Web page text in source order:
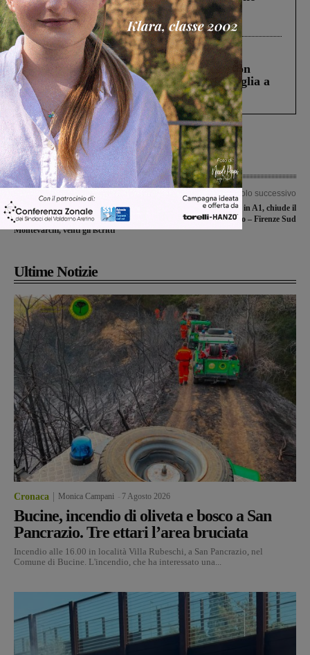
Gianni, Giulia e Franco. Lo schianto, il
processo, lo stop ai sorpassi fra tir....
Cronaca 3 Agosto 2026
Scomparso da una struttura di Castiglion
Fiorentino l’uomo che aveva ucciso la figlia a
Levane nel 2020
Articolo precedente
Prende avvio il corso Its
“Sustainability Manger 23” a
Montevarchi, venti gli iscritti
Articolo successivo
Lavori di asfaltatura in A1, chiude il
tratto Incisa Reggello – Firenze Sud
Ultime Notizie
Cronaca Monica Campani 7 Agosto 2026
Bucine, incendio di oliveta e bosco a San
Pancrazio. Tre ettari l’area bruciata
Incendio alle 16.00 in località Villa Rubeschi, a San Pancrazio, nel
Comune di Bucine. L'incendio, che ha interessato una...